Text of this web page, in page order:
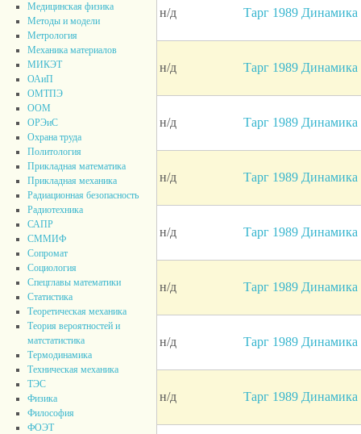
Медицинская физика
Методы и модели
Метрология
Механика материалов
МИКЭТ
ОАиП
ОМТПЭ
ООМ
ОРЭиС
Охрана труда
Политология
Прикладная математика
Прикладная механика
Радиационная безопасность
Радиотехника
САПР
СММИФ
Сопромат
Социология
Спецглавы математики
Статистика
Теоретическая механика
Теория вероятностей и
матстатистика
Термодинамика
Техническая механика
ТЭС
Физика
Философия
ФОЭТ
н/д Тарг 1989 Динамика
н/д Тарг 1989 Динамика
н/д Тарг 1989 Динамика
н/д Тарг 1989 Динамика
н/д Тарг 1989 Динамика
н/д Тарг 1989 Динамика
н/д Тарг 1989 Динамика
н/д Тарг 1989 Динамика